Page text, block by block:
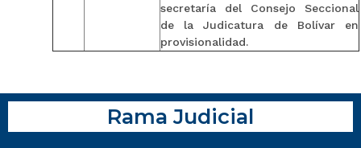
secretaría del Consejo Seccional
de la Judicatura de Bolívar en
provisionalidad.
Rama Judicial